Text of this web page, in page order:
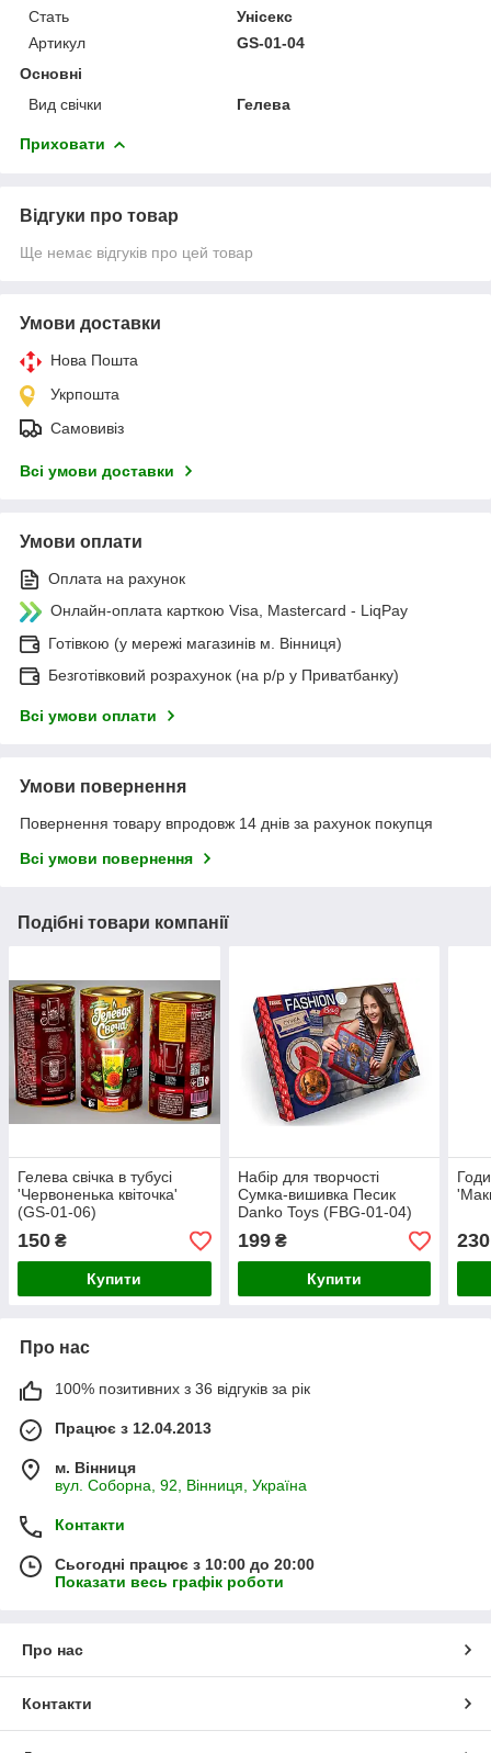
Стать
Унісекс
Артикул
GS-01-04
Основні
Вид свічки
Гелева
Приховати
Відгуки про товар
Ще немає відгуків про цей товар
Умови доставки
Нова Пошта
Укрпошта
Самовивіз
Всі умови доставки
Умови оплати
Оплата на рахунок
Онлайн-оплата карткою Visa, Mastercard - LiqPay
Готівкою (у мережі магазинів м. Вінниця)
Безготівковий розрахунок (на р/р у Приватбанку)
Всі умови оплати
Умови повернення
Повернення товару впродовж 14 днів за рахунок покупця
Всі умови повернення
Подібні товари компанії
Гелева свічка в тубусі
'Червоненька квіточка'
(GS-01-06)
150 ₴
Купити
Набір для творчості
Сумка-вишивка Песик
Danko Toys (FBG-01-04)
199₴
Купити
230
Про нас
100% позитивних з 36 відгуків за рік
Працює з 12.04.2013
м. Вінниця
вул. Соборна, 92, Вінниця, Україна
Контакти
Сьогодні працює з 10:00 до 20:00
Показати весь графік роботи
Про нас
Контакти